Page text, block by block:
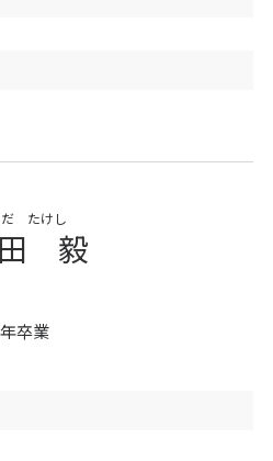
だ たけし
毅
卒業